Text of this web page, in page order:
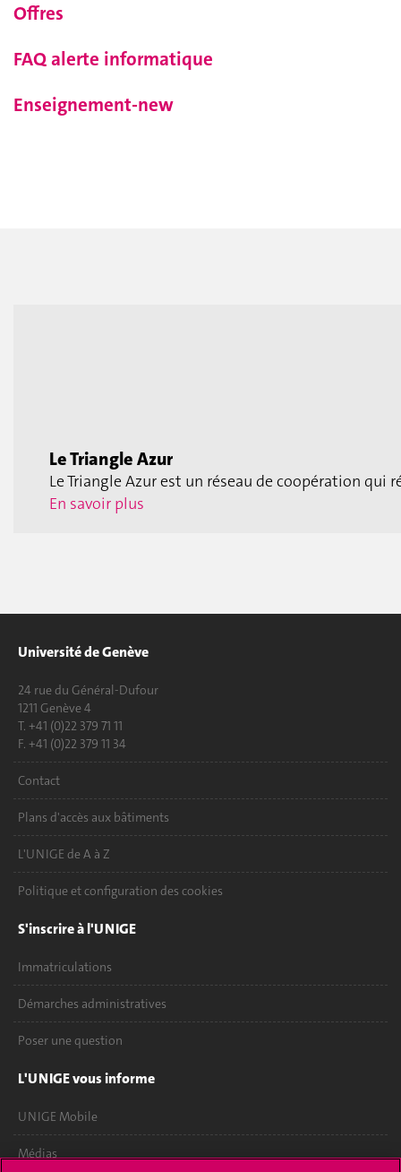
Offres
FAQ alerte informatique
Enseignement-new
Le Triangle Azur
Le Triangle Azur est un réseau de coopération
En savoir plus
Université de Genève
24 rue du Général-Dufour
1211 Genève 4
T. +41 (0)22 379 71 11
F. +41 (0)22 379 11 34
Contact
Plans d'accès aux bâtiments
L'UNIGE de A à Z
Politique et configuration des cookies
S'inscrire à l'UNIGE
Immatriculations
Démarches administratives
Poser une question
L'UNIGE vous informe
UNIGE Mobile
Médias